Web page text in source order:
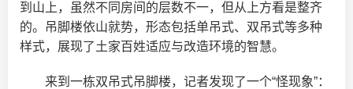
到山上，虽然不同房间的层数不一，但从上方看是整齐
的。吊脚楼依山就势，形态包括单吊式、双吊式等多种
样式，展现了土家百姓适应与改造环境的智慧。
来到一栋双吊式吊脚楼，记者发现了一个“怪现象”：